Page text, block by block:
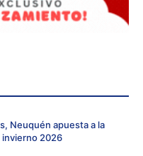
Neuquén apuesta a la
2026